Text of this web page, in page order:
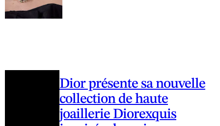
Dior présente sa nouvelle
collection de haute
joaillerie Diorexquis